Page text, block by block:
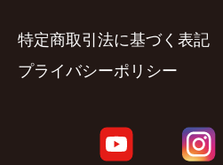
特定商取引法に基づく表記
プライバシーポリシー